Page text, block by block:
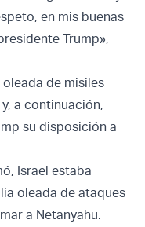
en mis buenas
Trump»,
de misiles
a continuación,
su disposición a
Israel estaba
oleada de ataques
a Netanyahu.